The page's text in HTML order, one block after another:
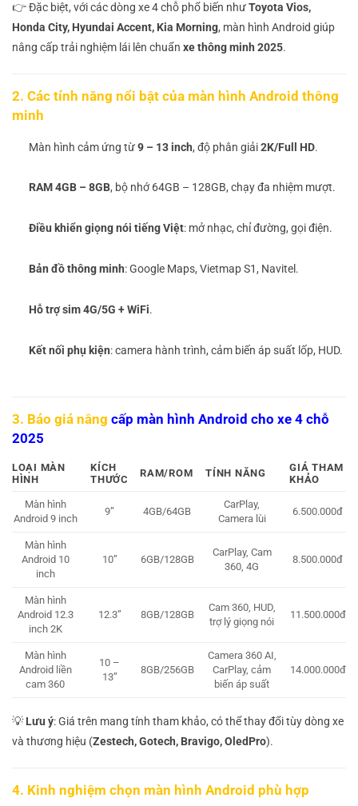
👉 Đặc biệt, với các dòng xe 4 chỗ phổ biến nhưToyota Vios,
Honda City, Hyundai Accent, Kia Morning, màn hình Android giúp
nâng cấp trải nghiệm lái lên chuẩn xe thông minh 2025.
2. Các tính năng nổi bật của màn hình Android thông
minh
Màn hình cảm ứng từ9 – 13 inch, độ phân giải2K/Full HD.
RAM 4GB – 8GB, bộ nhớ 64GB – 128GB, chạy đa nhiệm mượt.
Điều khiển giọng nói tiếng Việt: mở nhạc, chỉ đường, gọi điện.
Bản đồ thông minh: Google Maps, Vietmap S1, Navitel.
Hỗ trợ sim 4G/5G + WiFi.
Kết nối phụ kiện: camera hành trình, cảm biến áp suất lốp, HUD.
3. Báo giá nâng cấp màn hình Android cho xe 4 chỗ
2025
LOẠI MÀN
HÌNH
KÍCH
THƯỚC
RAM/ROM TÍNH NĂNG
GIÁ THAM
KHẢO
Màn hình
Android 9 inch
9” 4GB/64GB
CarPlay,
Camera lùi
6.500.000đ
Màn hình
Android 10
inch
10” 6GB/128GB
CarPlay, Cam
360, 4G
8.500.000đ
Màn hình
Android 12.3
inch 2K
12.3” 8GB/128GB
Cam 360, HUD,
trợ lý giọng nói
11.500.000đ
Màn hình
Android liền
cam 360
10 –
13”
8GB/256GB
Camera 360 AI,
CarPlay, cảm
biến áp suất
14.000.000đ
💡Lưu ý: Giá trên mang tính tham khảo, có thể thay đổi tùy dòng xe
và thương hiệu (Zestech, Gotech, Bravigo, OledPro).
4. Kinh nghiệm chọn màn hình Android phù hợp